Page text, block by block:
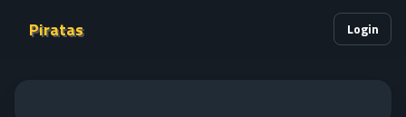
Piratas Login